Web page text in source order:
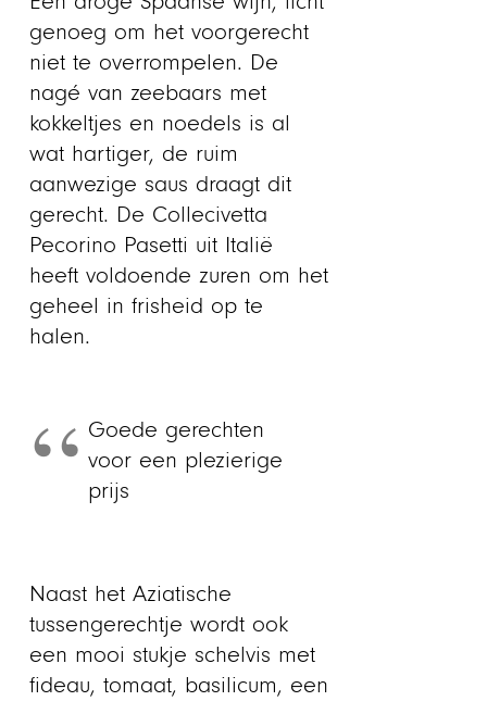
genoeg om het voorgerecht
niet te overrompelen. De
nagé van zeebaars met
kokkeltjes en noedels is al
wat hartiger, de ruim
aanwezige saus draagt dit
gerecht. De Collecivetta
Pecorino Pasetti uit Italië
heeft voldoende zuren om het
geheel in frisheid op te
halen.
Goede gerechten
voor een plezierige
prijs
Naast het Aziatische
tussengerechtje wordt ook
een mooi stukje schelvis met
fideau, tomaat, basilicum, een